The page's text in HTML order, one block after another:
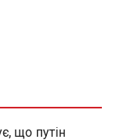
що путін